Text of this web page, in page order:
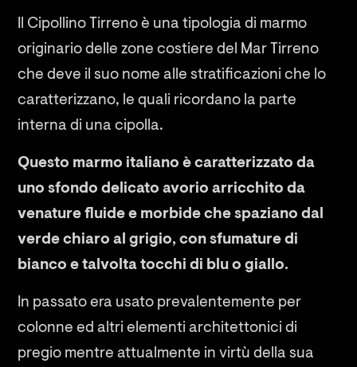
Il Cipollino Tirreno è una tipologia di marmo
originario delle zone costiere del Mar Tirreno
che deve il suo nome alle stratificazioni che lo
caratterizzano, le quali ricordano la parte
interna di una cipolla.
Questo marmo italiano è caratterizzato da
uno sfondo delicato avorio arricchito da
venature fluide e morbide che spaziano dal
verde chiaro al grigio, con sfumature di
bianco e talvolta tocchi di blu o giallo.
In passato era usato prevalentemente per
colonne ed altri elementi architettonici di
pregio mentre attualmente in virtù della sua